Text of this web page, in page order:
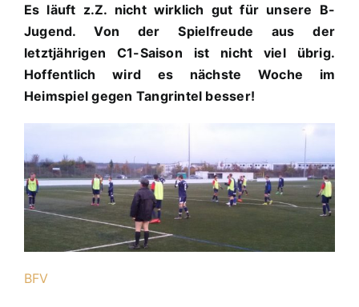
Es läuft z.Z. nicht wirklich gut für unsere B-
Jugend. Von der Spielfreude aus der
letztjährigen C1-Saison ist nicht viel übrig.
Hoffentlich wird es nächste Woche im
Heimspiel gegen Tangrintel besser!
BFV